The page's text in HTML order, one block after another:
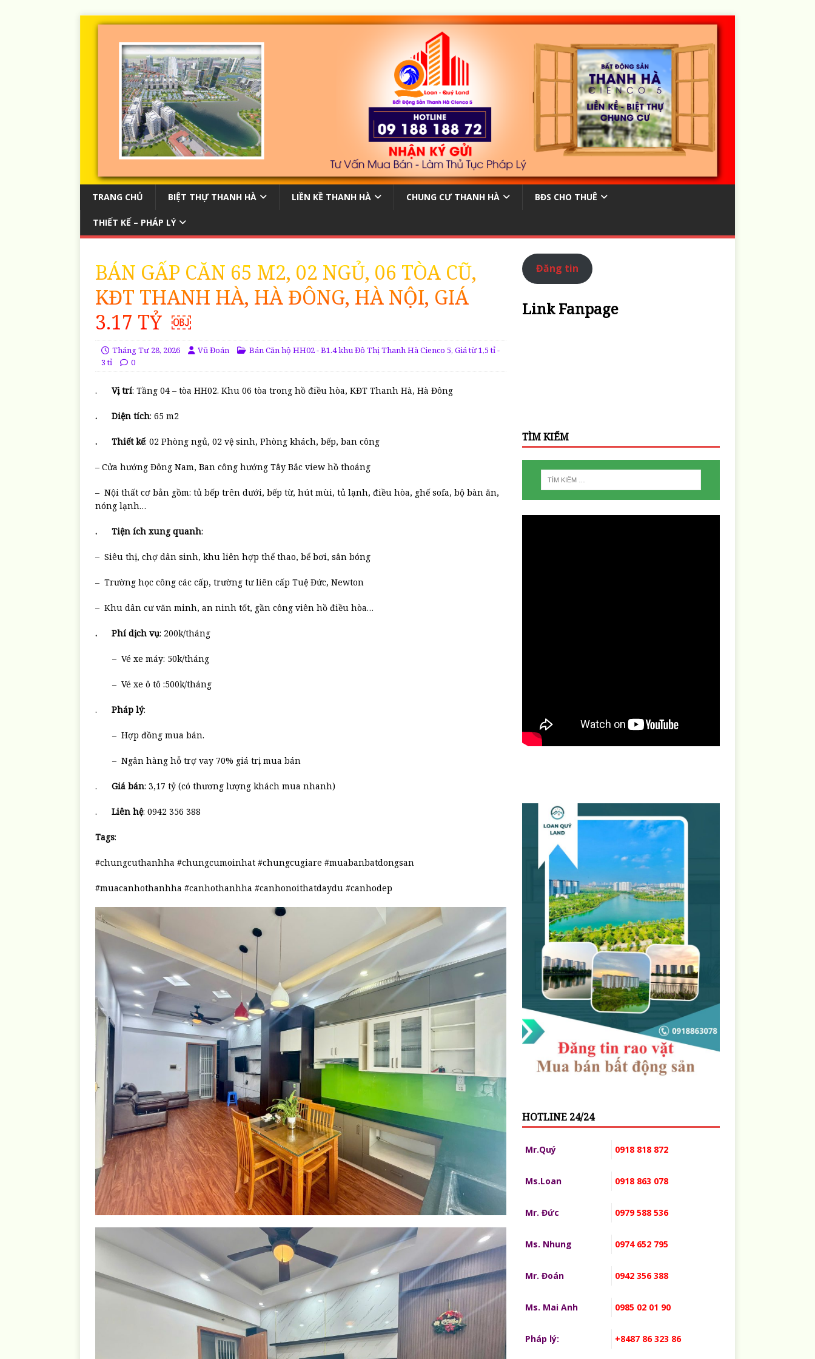
TRANG CHỦ BIỆT THỰ THANH HÀ LIỀN KỀ THANH HÀ CHUNG CƯ THANH HÀ BĐS CHO THUÊ
THIẾT KẾ – PHÁP LÝ
BÁN GẤP CĂN 65 M2, 02 NGỦ, 06 TÒA CŨ,
KĐT THANH HÀ, HÀ ĐÔNG, HÀ NỘI, GIÁ
3.17 TỶ ￼
Tháng Tư 28, 2026 Vũ Đoán Bán Căn hộ HH02 - B1.4 khu Đô Thị Thanh Hà Cienco 5, Giá từ 1,5 tỉ -
3 tỉ
0
. Vị trí: Tầng 04 – tòa HH02. Khu 06 tòa trong hồ điều hòa, KĐT Thanh Hà, Hà Đông
. Diện tích: 65 m2
. Thiết kế: 02 Phòng ngủ, 02 vệ sinh, Phòng khách, bếp, ban công
– Cửa hướng Đông Nam, Ban công hướng Tây Bắc view hồ thoáng
– Nội thất cơ bản gồm: tủ bếp trên dưới, bếp từ, hút mùi, tủ lạnh, điều hòa, ghế sofa, bộ bàn ăn,
nóng lạnh…
. Tiện ích xung quanh:
– Siêu thị, chợ dân sinh, khu liên hợp thể thao, bể bơi, sân bóng
– Trường học công các cấp, trường tư liên cấp Tuệ Đức, Newton
– Khu dân cư văn minh, an ninh tốt, gần công viên hồ điều hòa…
. Phí dịch vụ: 200k/tháng
– Vé xe máy: 50k/tháng
– Vé xe ô tô :500k/tháng
. Pháp lý:
– Hợp đồng mua bán.
– Ngân hàng hỗ trợ vay 70% giá trị mua bán
. Giá bán: 3,17 tỷ (có thương lượng khách mua nhanh)
. Liên hệ: 0942 356 388
Tags:
#chungcuthanhha #chungcumoinhat #chungcugiare #muabanbatdongsan
#muacanhothanhha #canhothanhha #canhonoithatdaydu #canhodep
Đăng tin
Link Fanpage
TÌM KIẾM
HOTLINE 24/24
Mr.Quý 0918 818 872
Ms.Loan 0918 863 078
Mr. Đức 0979 588 536
Ms. Nhung 0974 652 795
Mr. Đoán 0942 356 388
Ms. Mai Anh 0985 02 01 90
Pháp lý: +8487 86 323 86